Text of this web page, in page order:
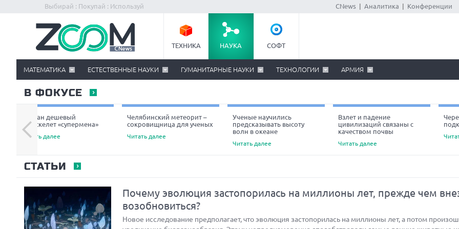
Выбирай : Покупай : Используй CNews Аналитика Конференции
ТЕХНИКА НАУКА СОФТ
МАТЕМАТИКА ЕСТЕСТВЕННЫЕ НАУКИ ГУМАНИТАРНЫЕ НАУКИ ТЕХНОЛОГИИ АРМИЯ
В ФОКУСЕ
Создан дешевый
экзоскелет «супермена»
Читать далее
Челябинский метеорит –
сокровищница для ученых
Читать далее
Ученые научились
предсказывать высоту
волн в океане
Читать далее
Взлет и падение
цивилизаций связаны с
качеством почвы
Читать далее
СТАТЬИ
Почему эволюция застопорилась на миллионы лет, прежде чем
возобновиться?
Новое исследование предполагает, что эволюция застопорилась на миллионы лет, а потом